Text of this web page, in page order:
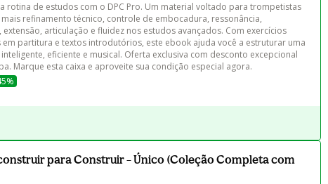
rotina de estudos com o DPC Pro. Um material voltado para trompetistas
refinamento técnico, controle de embocadura, ressonância,
articulação e fluidez nos estudos avançados. Com exercícios
em partitura e textos introdutórios, este ebook ajuda você a estruturar uma
eficiente e musical. Oferta exclusiva com desconto excepcional
Marque esta caixa e aproveite sua condição especial agora.
para Construir – Único (Coleção Completa com